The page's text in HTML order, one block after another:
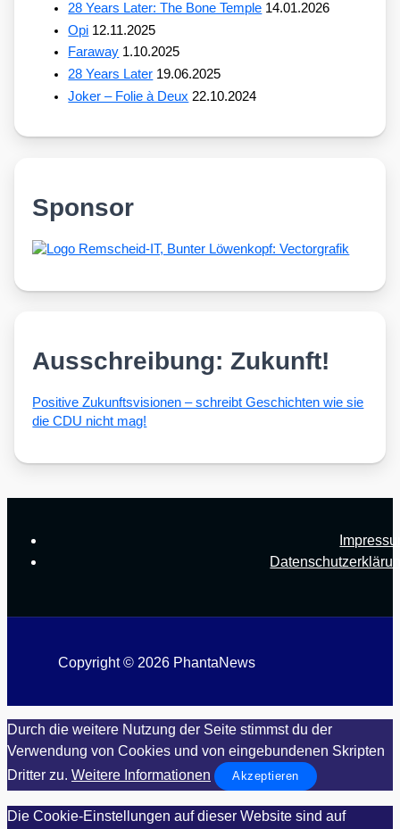
28 Years Later: The Bone Temple 14.01.2026
Opi 12.11.2025
Faraway 1.10.2025
28 Years Later 19.06.2025
Joker – Folie à Deux 22.10.2024
Sponsor
Ausschreibung: Zukunft!
Posi­ti­ve Zukunfts­vi­sio­nen – schreibt Geschich­ten wie sie
die CDU nicht mag!
Copyright © 2026 PhantaNews
Durch die weitere Nutzung der Seite stimmst du der
Verwendung von Cookies und von eingebundenen Skripten
Dritter zu. Weitere Informationen Akzeptieren
Die Cookie-Einstellungen auf dieser Website sind auf